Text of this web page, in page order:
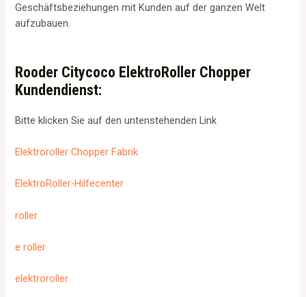
Geschäftsbeziehungen mit Kunden auf der ganzen Welt
aufzubauen.
Rooder Citycoco ElektroRoller Chopper
Kundendienst:
Bitte klicken Sie auf den untenstehenden Link
Elektroroller Chopper Fabrik
ElektroRoller-Hilfecenter
roller
e roller
elektroroller